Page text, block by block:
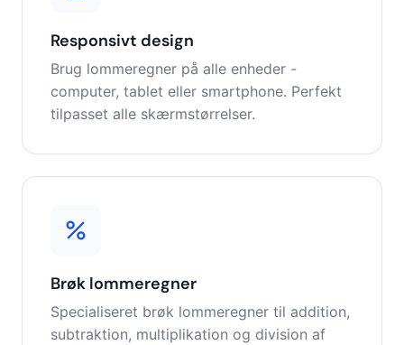
Responsivt design
Brug lommeregner på alle enheder -
computer, tablet eller smartphone. Perfekt
tilpasset alle skærmstørrelser.
Brøk lommeregner
Specialiseret brøk lommeregner til addition,
subtraktion, multiplikation og division af